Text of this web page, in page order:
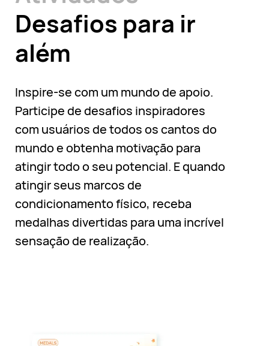
Desafios para ir
além
Inspire-se com um mundo de apoio.
Participe de desafios inspiradores
com usuários de todos os cantos do
mundo e obtenha motivação para
atingir todo o seu potencial. E quando
atingir seus marcos de
condicionamento físico, receba
medalhas divertidas para uma incrível
sensação de realização.